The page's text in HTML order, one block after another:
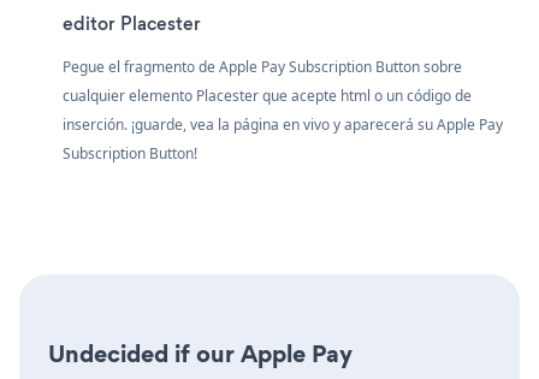
editor Placester
Pegue el fragmento de Apple Pay Subscription Button sobre
cualquier elemento Placester que acepte html o un código de
inserción. ¡guarde, vea la página en vivo y aparecerá su Apple Pay
Subscription Button!
Undecided if our Apple Pay